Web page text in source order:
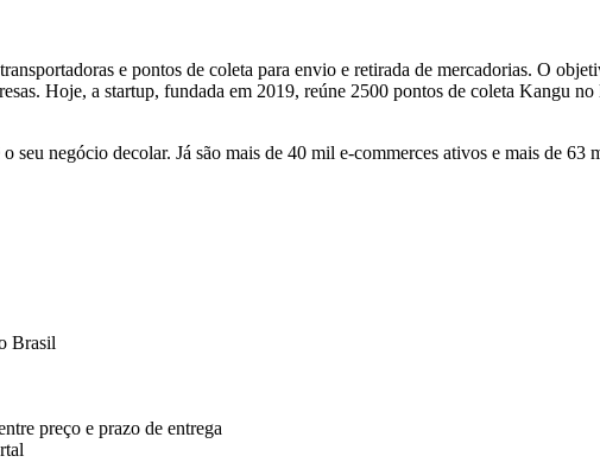
e pontos de coleta para envio e retirada de mercadorias. O
Hoje, a startup, fundada em 2019, reúne 2500 pontos de coleta Kangu
negócio decolar. Já são mais de 40 mil e-commerces ativos e mais de 63
Brasil
preço e prazo de entrega